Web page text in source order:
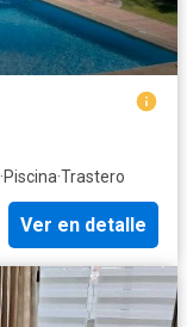
·Piscina·Trastero
Ver en detalle